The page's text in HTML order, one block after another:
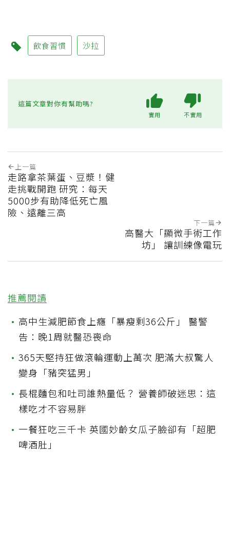
飲食習慣 沙拉
這篇文章對你有幫助嗎?
實用 不實用
上一篇
走路拿茶葉蛋、豆漿！健
走挑戰開跑 研究：每天
5000步有助降低死亡風
險、遠離三高
下一篇
高醫大「顯微手術工作
坊」 讓訓練像電玩
推薦閱讀
• 高中生減肥節食上癮「暴瘦剩36公斤」 醫警
告：晚1周就醫恐喪命
• 365天堅持狂做滾輪運動上萬次 肥滿大叔驚人
變身「豬突猛男」
• 長棍麵包和吐司誰熱量低？ 營養師破迷思：這
樣吃才不容易胖
• 一餐狂吃三千卡 英國妙齡女瓜子臉卻有「超肥
啤酒肚」